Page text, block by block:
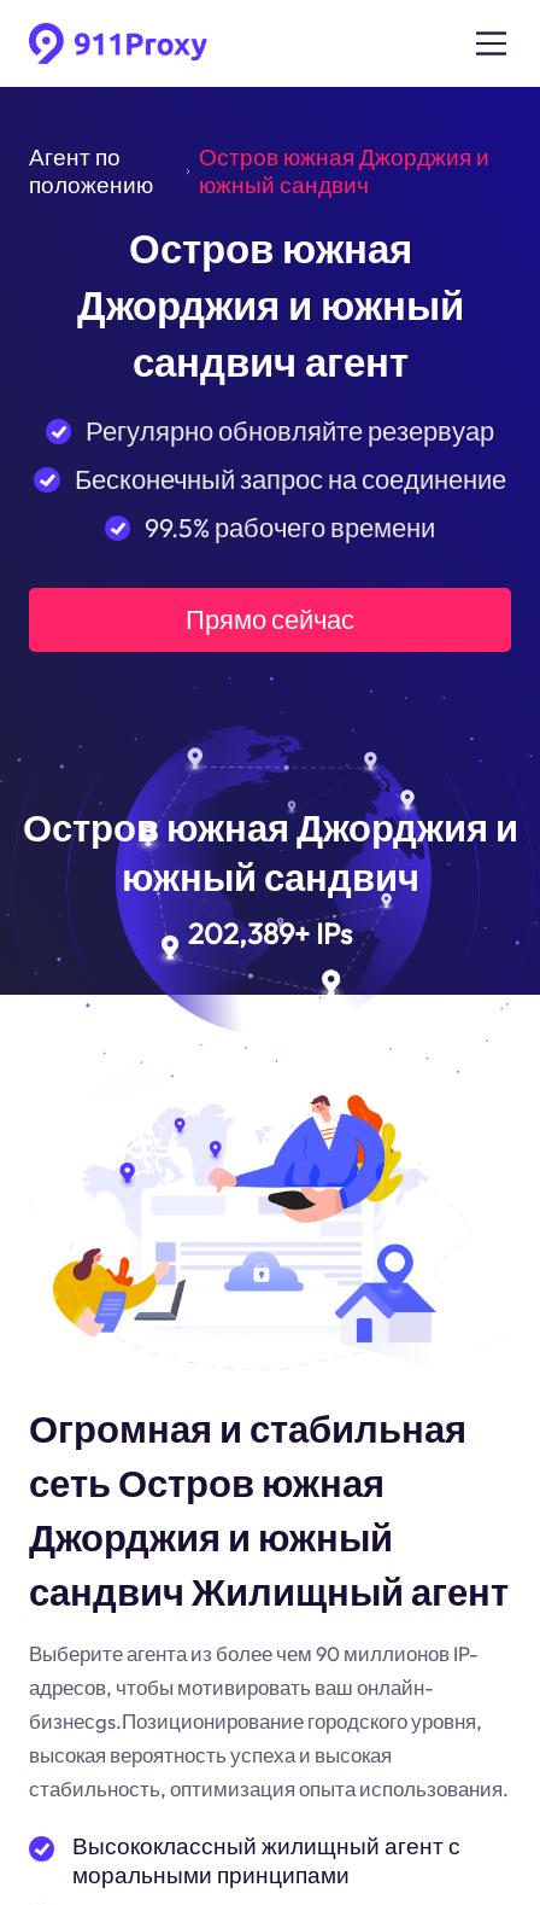
Агент по
положению
Остров южная Джорджия и
южный сандвич
Остров южная
Джорджия и южный
сандвич агент
Регулярно обновляйте резервуар
Бесконечный запрос на соединение
99.5% рабочего времени
Прямо сейчас
Остров южная Джорджия и
южный сандвич
202,389+IPs
Огромная и стабильная
сеть Остров южная
Джорджия и южный
сандвич Жилищный агент
Выберите агента из более чем 90 миллионов IP-
адресов, чтобы мотивировать ваш онлайн-
бизнесgs.Позиционирование городского уровня,
высокая вероятность успеха и высокая
стабильность, оптимизация опыта использования.
Высококлассный жилищный агент с
моральными принципами